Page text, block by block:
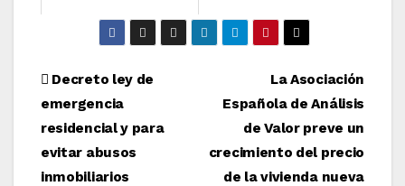
Navegación
de
entradas
La Asociación
Española de Análisis
de Valor preve un
crecimiento del precio
de la vivienda nueva
Decreto ley de
emergencia
residencial y para
evitar abusos
inmobiliarios